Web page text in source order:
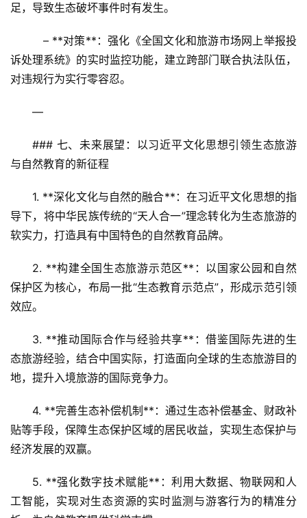
足，导致生态破坏事件时有发生。
诉处理系统》的实时监控功能，建立跨部门联合执法队伍，
对违规行为实行零容忍。
—
### 七、未来展望：以习近平文化思想引领生态旅游
与自然教育的新征程
1. **深化文化与自然的融合**：在习近平文化思想的指
导下，将中华民族传统的“天人合一”理念转化为生态旅游的
软实力，打造具有中国特色的自然教育品牌。
2. **构建全国生态旅游示范区**：以国家公园和自然
保护区为核心，布局一批“生态教育示范点”，形成示范引领
效应。
3. **推动国际合作与经验共享**：借鉴国际先进的生
态旅游经验，结合中国实际，打造面向全球的生态旅游目的
地，提升入境旅游的国际竞争力。
4. **完善生态补偿机制**：通过生态补偿基金、财政补
贴等手段，保障生态保护区域的居民收益，实现生态保护与
经济发展的双赢。
5. **强化数字技术赋能**：利用大数据、物联网和人
工智能，实现对生态资源的实时监测与游客行为的精准分